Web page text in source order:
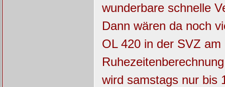
wunderbare schnelle
Dann wären da noch
OL 420 in der SVZ
wird samstags nur bis